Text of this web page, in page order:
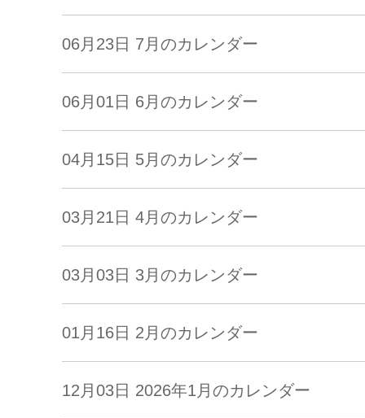
ー
シ
ョ
ン
06月23日 7月のカレンダー
06月01日 6月のカレンダー
04月15日 5月のカレンダー
03月21日 4月のカレンダー
03月03日 3月のカレンダー
01月16日 2月のカレンダー
12月03日 2026年1月のカレンダー